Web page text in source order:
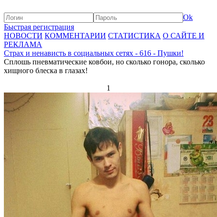
Ok
Быстрая регистрация
НОВОСТИ КОММЕНТАРИИ СТАТИСТИКА О САЙТЕ И
РЕКЛАМА
Страх и ненависть в социальных сетях - 616 - Пушки!
Сплошь пневматические ковбои, но сколько гонора, сколько
хищного блеска в глазах!
1